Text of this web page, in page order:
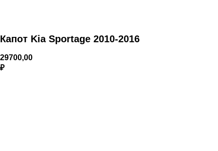
Капот Kia Sportage 2010-2016
29700,00
₽